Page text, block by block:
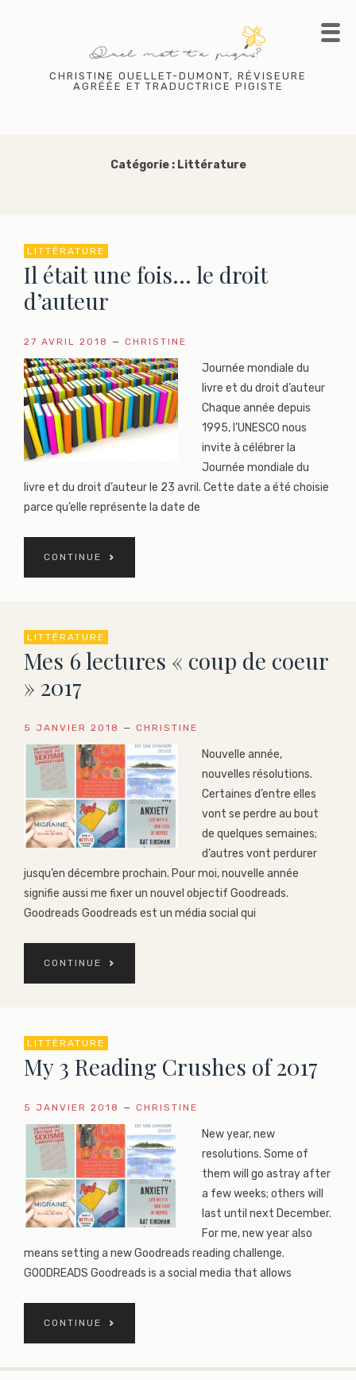
CHRISTINE OUELLET-DUMONT, RÉVISEURE
AGRÉÉE ET TRADUCTRICE PIGISTE
Catégorie : Littérature
LITTÉRATURE
Il était une fois… le droit
d’auteur
27 AVRIL 2018 — CHRISTINE
Journée mondiale du
livre et du droit d’auteur
Chaque année depuis
1995, l’UNESCO nous
invite à célébrer la
Journée mondiale du
livre et du droit d’auteur le 23 avril. Cette date a été choisie
parce qu’elle représente la date de
CONTINUE
LITTÉRATURE
Mes 6 lectures « coup de coeur
» 2017
5 JANVIER 2018 — CHRISTINE
Nouvelle année,
nouvelles résolutions.
Certaines d’entre elles
vont se perdre au bout
de quelques semaines;
d’autres vont perdurer
jusqu’en décembre prochain. Pour moi, nouvelle année
signifie aussi me fixer un nouvel objectif Goodreads.
Goodreads Goodreads est un média social qui
CONTINUE
LITTÉRATURE
My 3 Reading Crushes of 2017
5 JANVIER 2018 — CHRISTINE
New year, new
resolutions. Some of
them will go astray after
a few weeks; others will
last until next December.
For me, new year also
means setting a new Goodreads reading challenge.
GOODREADS Goodreads is a social media that allows
CONTINUE